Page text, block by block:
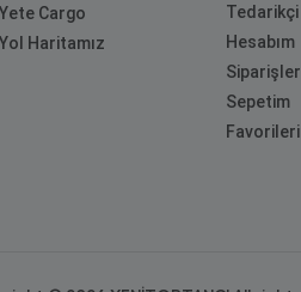
Yete Cargo
Yol Haritamız
Tedarikçi
Hesabım
Sepetim